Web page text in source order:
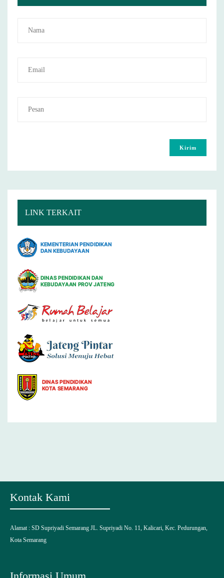
LINK TERKAIT
Kontak Kami
Alamat : SD Supriyadi Semarang JL. Supriyadi No. 11, Kalicari, Kec. Pedurungan,
Kota Semarang